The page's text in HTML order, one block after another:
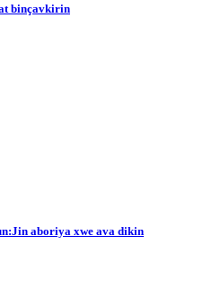
binçavkirin
aboriya xwe ava dikin